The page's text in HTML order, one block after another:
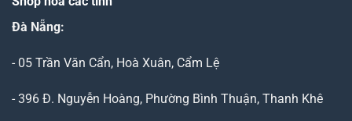
Đà Nẵng:
- 05 Trần Văn Cẩn, Hoà Xuân, Cẩm Lệ
- 396 Đ. Nguyễn Hoàng, Phường Bình Thuận, Thanh Khê